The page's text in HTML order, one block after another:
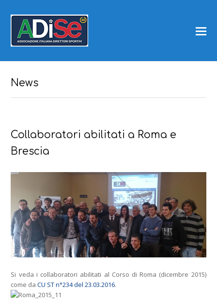
News
Collaboratori abilitati a Roma e
Brescia
Si veda i collaboratori abilitati al Corso di Roma (dicembre 2015)
come daCU ST n°234 del 23.03.2016.